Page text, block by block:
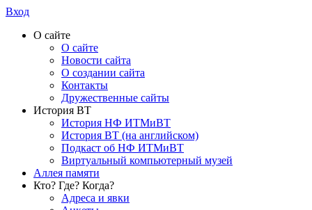
Вход
О сайте
О сайте
Новости сайта
О создании сайта
Контакты
Дружественные сайты
История ВТ
История НФ ИТМиВТ
История ВТ (на английском)
Подкаст об НФ ИТМиВТ
Виртуальный компьютерный музей
Аллея памяти
Кто? Где? Когда?
Адреса и явки